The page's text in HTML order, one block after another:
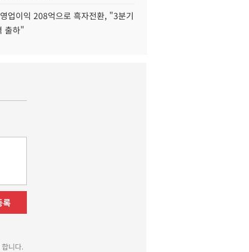
업이익 208억으로 흑자전환, "3분기
출하"
록
니다.